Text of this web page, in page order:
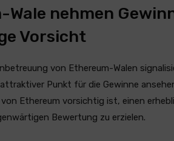
Wale nehmen
Vorsicht
von Ethereum-Walen
Punkt für die Gewinne
von Ethereum vorsichtig ist, einen
Bewertung zu erzielen.